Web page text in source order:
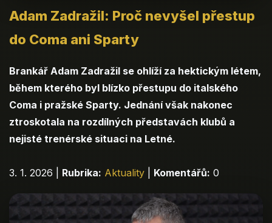
Adam Zadražil: Proč nevyšel přestup
do Coma ani Sparty
Brankář Adam Zadražil se ohlíží za hektickým létem,
během kterého byl blízko přestupu do italského
Coma i pražské Sparty. Jednání však nakonec
ztroskotala na rozdílných představách klubů a
nejisté trenérské situaci na Letné.
3. 1. 2026 Rubrika: Aktuality Komentářů: 0